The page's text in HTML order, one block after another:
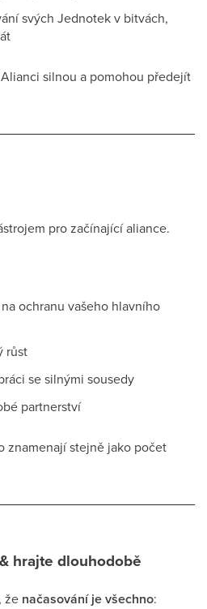
svých Jednotek v bitvách,
silnou a pomohou předejít
pro začínající aliance.
ochranu vašeho hlavního
růst
se silnými sousedy
partnerství
znamenají stejně jako počet
hrajte dlouhodobě
že načasování je všechno: